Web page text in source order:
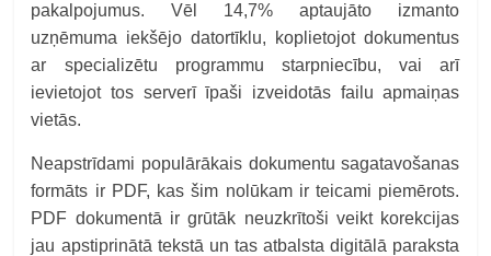
pakalpojumus. Vēl 14,7% aptaujāto izmanto
uzņēmuma iekšējo datortīklu, koplietojot dokumentus
ar specializētu programmu starpniecību, vai arī
ievietojot tos serverī īpaši izveidotās failu apmaiņas
vietās.
Neapstrīdami populārākais dokumentu sagatavošanas
formāts ir PDF, kas šim nolūkam ir teicami piemērots.
PDF dokumentā ir grūtāk neuzkrītoši veikt korekcijas
jau apstiprinātā tekstā un tas atbalsta digitālā paraksta